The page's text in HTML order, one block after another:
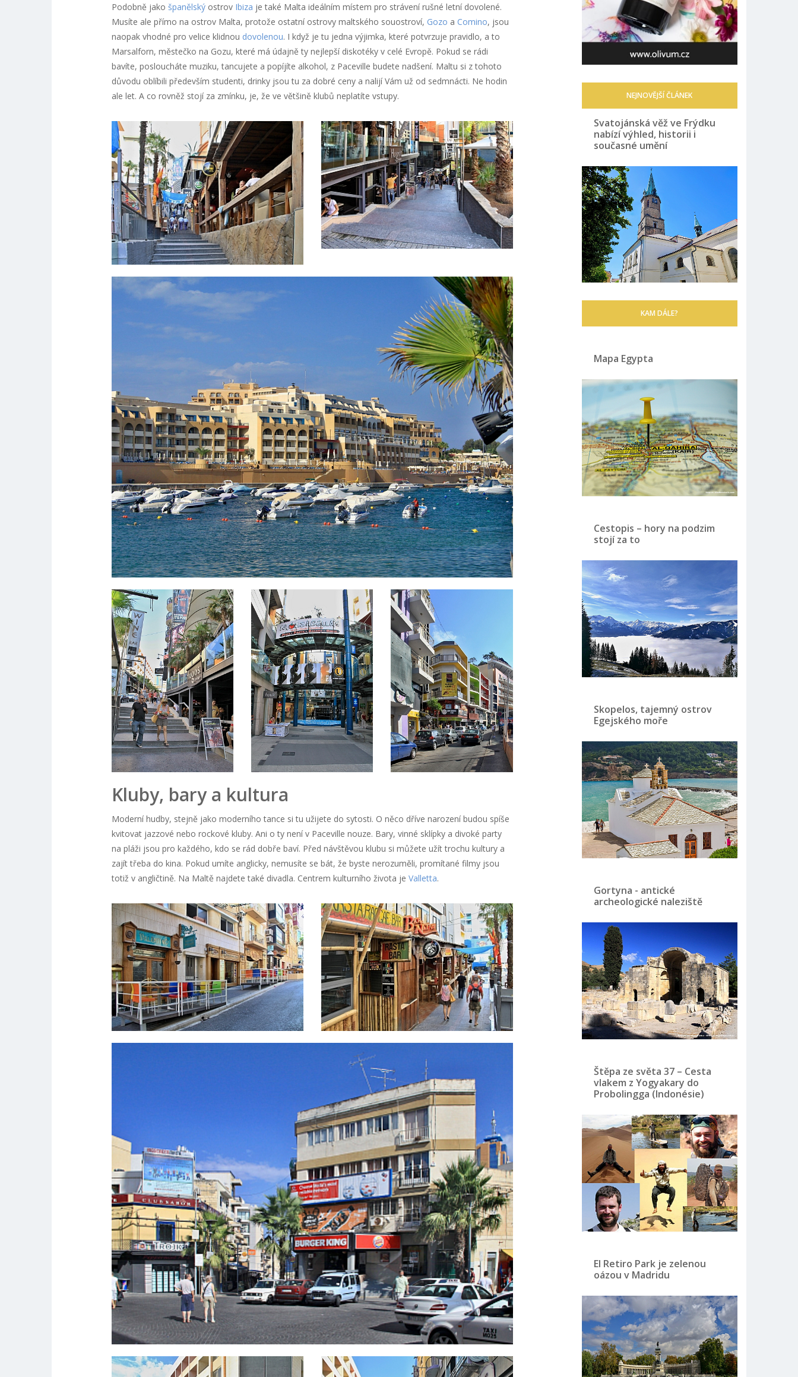
Podobně jako španělskýostrov Ibiza je také Malta ideálním místem pro strávení rušné letní dovolené.
Musíte ale přímo na ostrov Malta, protože ostatní ostrovy maltského souostroví, Gozo a Comino, jsou
naopak vhodné pro velice klidnou dovolenou. I když je tu jedna výjimka, které potvrzuje pravidlo, a to
Marsalforn, městečko na Gozu, které má údajně ty nejlepší diskotéky v celé Evropě. Pokud se rádi
bavíte, posloucháte muziku, tancujete a popíjíte alkohol, z Paceville budete nadšení. Maltu si z tohoto
důvodu oblíbili především studenti, drinky jsou tu za dobré ceny a nalijí Vám už od sedmnácti. Ne hodin
ale let. A co rovněž stojí za zmínku, je, že ve většině klubů neplatíte vstupy.
Kluby, bary a kultura
Moderní hudby, stejně jako moderního tance si tu užijete do sytosti. O něco dříve narození budou spíše
kvitovat jazzové nebo rockové kluby. Ani o ty není v Paceville nouze. Bary, vinné sklípky a divoké party
na pláži jsou pro každého, kdo se rád dobře baví. Před návštěvou klubu si můžete užít trochu kultury a
zajít třeba do kina. Pokud umíte anglicky, nemusíte se bát, že byste nerozuměli, promítané filmy jsou
totiž v angličtině. Na Maltě najdete také divadla. Centrem kulturního života je Valletta.
NEJNOVĚJŠÍ ČLÁNEK
Svatojánská věž ve Frýdku
nabízí výhled, historii i
současné umění
KAM DÁLE?
Mapa Egypta
Cestopis – hory na podzim
stojí za to
Skopelos, tajemný ostrov
Egejského moře
Gortyna - antické
archeologické naleziště
Štěpa ze světa 37 – Cesta
vlakem z Yogyakary do
Probolingga (Indonésie)
El Retiro Park je zelenou
oázou v Madridu